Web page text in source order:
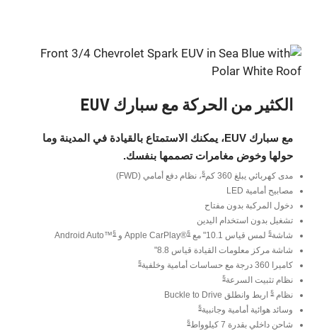
الكثير من الحركة مع سبارك EUV
مع سبارك EUV، يمكنك الاستمتاع بالقيادة في المدينة وما
حولها وخوض مغامرات تصممها بنفسك.
مدى كهربائي يبلغ 360 كم §، نظام دفع أمامي (FWD)
مصابيح أمامية LED
دخول المركبة بدون مفتاح
تشغيل بدون استخدام اليدين
شاشة§ لمس قياس 10.1" مع ®Apple CarPlay و
™Android Auto
شاشة مركز معلومات القيادة قياس 8.8"
كاميرا 360 درجة مع حساسات أمامية وخلفية
نظام تثبيت السرعة§
نظام§ اربط وانطلق Buckle to Drive
وسائد هوائية أمامية وجانبية
شاحن داخلي بقدرة 7 كيلوواط